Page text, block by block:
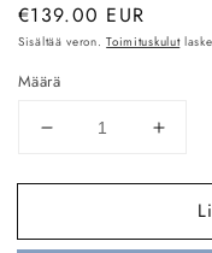
Normaalihinta
€139.00 EUR
Sisältää veron.Toimituskulut
Määrä
Vähennä
MULE
Black
Lisää
Black